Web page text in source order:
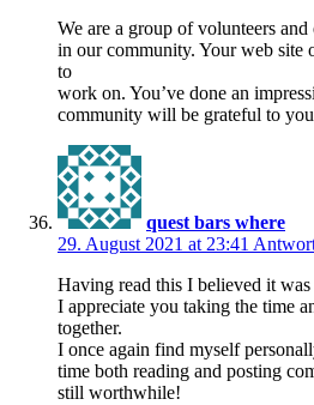
We are a group of volunteers
in our community. Your web site
to
work on. You’ve done an
community will be grateful to
quest bars where
29. August 2021 at 23:41
Having read this I believed it
I appreciate you taking the time
together.
I once again find myself
time both reading and posting
still worthwhile!